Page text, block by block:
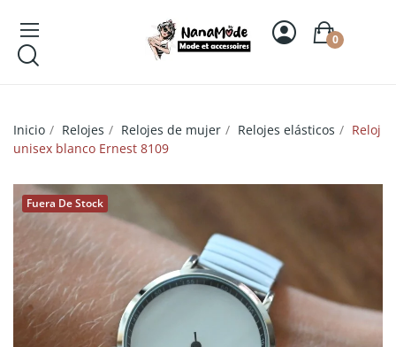
0
Inicio Relojes Relojes de mujer Relojes elásticos
Reloj
unisex blanco Ernest 8109
Fuera De Stock